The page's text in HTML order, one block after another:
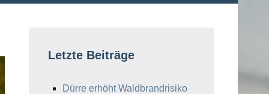
Letzte Beiträge
Dürre erhöht Waldbrandrisiko